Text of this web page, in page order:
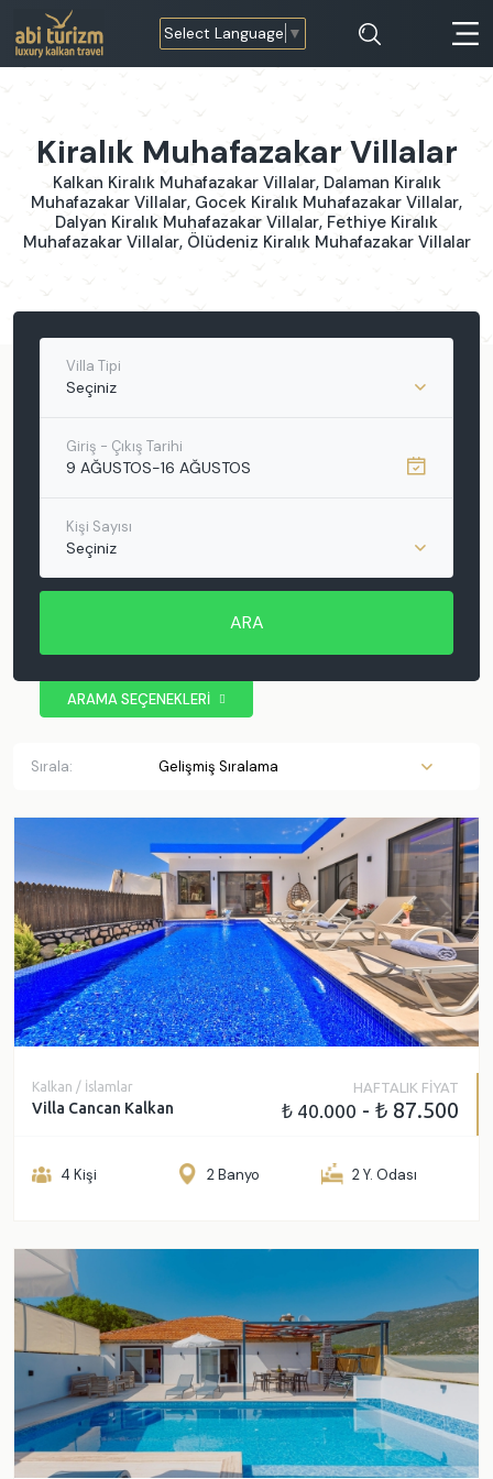
Select Language ▼
Kiralık Muhafazakar Villalar
Kalkan Kiralık Muhafazakar Villalar, Dalaman Kiralık
Muhafazakar Villalar, Gocek Kiralık Muhafazakar Villalar,
Dalyan Kiralık Muhafazakar Villalar, Fethiye Kiralık
Muhafazakar Villalar, Ölüdeniz Kiralık Muhafazakar Villalar
Villa Tipi
Seçiniz
Giriş - Çıkış Tarihi
9 AĞUSTOS-16 AĞUSTOS
Kişi Sayısı
Seçiniz
ARA
BÖLGE
Muratpaşa
Demre
Kemer
Muğla
Fethiye
Ölüdeniz
Seydikemer
Dalyan
GENEL ÖZELLIKLER
Deniz Manzarası
Çocuk Havuzu
Sauna
Korunaklı Havuz Alanı
Türk Hamamı
Buhar Odası
Balayı Villası
Kapalı Havuz
ARAMA SEÇENEKLERİ
Sırala:
Kalkan / İslamlar
Villa Cancan Kalkan
HAFTALIK FİYAT
₺ 40.000 - ₺ 87.500
4 Kişi 2 Banyo 2 Y. Odası